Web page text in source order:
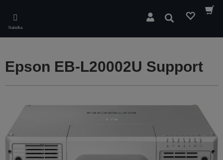
main
content
Nabídka
Hledat
Epson EB-L20002U Support